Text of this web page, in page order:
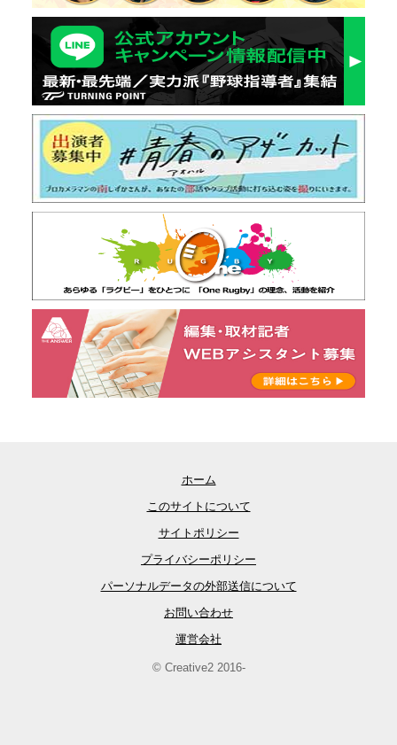
ホーム
このサイトについて
サイトポリシー
プライバシーポリシー
パーソナルデータの外部送信について
お問い合わせ
運営会社
© Creative2 2016-